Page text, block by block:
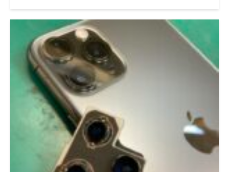
豊富な機種の修理承りしております！ 修理のご予約、ご相談な
どお気軽にお問い合わせください。 iPhone修理は画面交換や電
池交換だけじゃありません！ なんとアウトカメラも修理可能で
す('ω')ノ 機種によりパーツ注文が必要ですが、修理は基本即日
です！ LINE予約がお得です スマホの病院イオンせんげん台店
です('◇')ゞ \\\LINE予約なら↑↑の画像をclick/// 当店ではLINE
でご予約していただくと 修理の合計金額より５５０円割引して
おります！！ iPhone・iPad・iPod・switch・Android【ジョイコ
ンは対象外】は対象となりますのでお得なLINE予約のご利用お待
ちしてます！ せんげん台近郊の 春日部市 、越谷市 、岩槻区、野
田市等の周辺地域にお住いの皆様 iPhone修理/iPad修理/Switch
修理/Android修理はぜひ当店スマホの病院へお越しください。
各種手術費用は こちら から お電話番号はこちら 048-967-
5119続きを読む